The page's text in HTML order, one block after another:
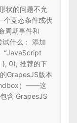
状的问题不允
个竞态条件或状
周期事件和
什么： 添加
“JavaScript
}, 0); 推荐的下
GrapesJS版本
）——这
含 GrapesJS